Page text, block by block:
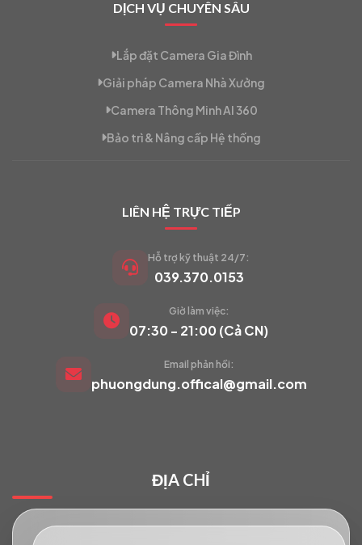
VIETCAM.VN
Đang trực tuyến
DỊCH VỤ CHUYÊN SÂU
Lắp đặt Camera Gia Đình
Giải pháp Camera Nhà Xưởng
Camera Thông Minh AI 360
Bảo trì & Nâng cấp Hệ thống
LIÊN HỆ TRỰC TIẾP
Hỗ trợ kỹ thuật 24/7:
039.370.0153
Giờ làm việc:
07:30 - 21:00 (Cả CN)
Email phản hồi:
phuongdung.offical@gmail.com
ĐỊA CHỈ